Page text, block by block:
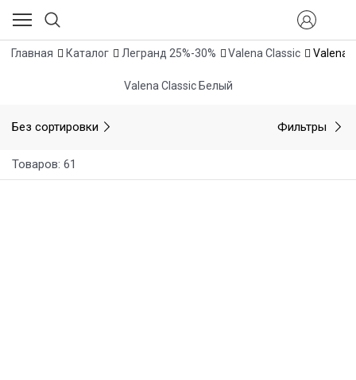
Главная Каталог Легранд 25%-30% Valena Classic Valena
Valena Classic Белый
Без сортировки Фильтры
Товаров: 61